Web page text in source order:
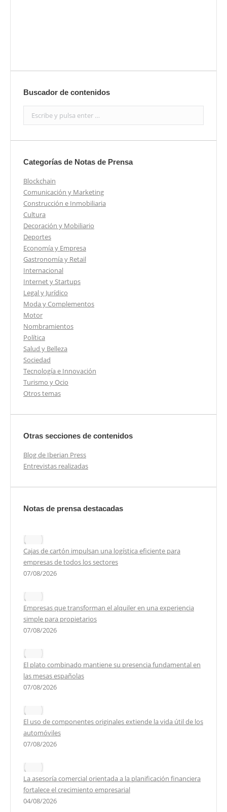
Buscador de contenidos
Categorías de Notas de Prensa
Blockchain
Comunicación y Marketing
Construcción e Inmobiliaria
Cultura
Decoración y Mobiliario
Deportes
Economía y Empresa
Gastronomía y Retail
Internacional
Internet y Startups
Legal y Jurídico
Moda y Complementos
Motor
Nombramientos
Política
Salud y Belleza
Sociedad
Tecnología e Innovación
Turismo y Ocio
Otros temas
Otras secciones de contenidos
Blog de Iberian Press
Entrevistas realizadas
Notas de prensa destacadas
Cajas de cartón impulsan una logística eficiente para
empresas de todos los sectores
07/08/2026
Empresas que transforman el alquiler en una experiencia
simple para propietarios
07/08/2026
El plato combinado mantiene su presencia fundamental en
las mesas españolas
07/08/2026
El uso de componentes originales extiende la vida útil de los
automóviles
07/08/2026
La asesoría comercial orientada a la planificación financiera
fortalece el crecimiento empresarial
04/08/2026